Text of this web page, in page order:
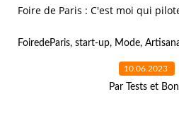
Foire de Paris : C'est moi qui
FoiredeParis, start-up, Mode,
10.06.2023
Par Tests et